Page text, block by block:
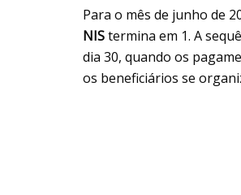
Para o mês de junho de
NIStermina em 1. A
dia 30, quando os
os beneficiários se